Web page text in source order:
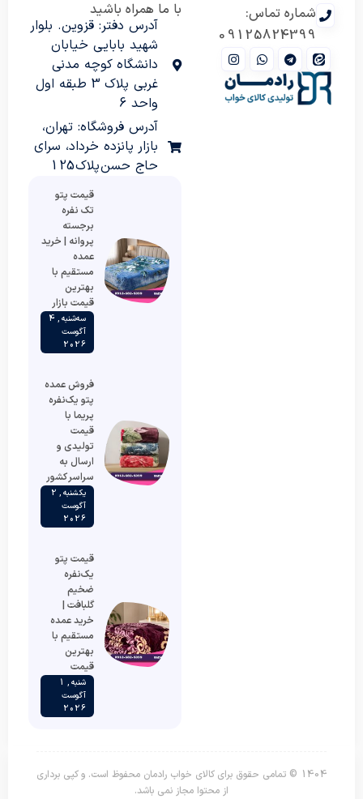
شماره تماس:
09125824399
با ما همراه باشید
آدرس دفتر: قزوین. بلوار
شهید بابایی خیابان
دانشگاه کوچه مدنی
غربی پلاک 3 طبقه اول
واحد 6
آدرس فروشگاه: تهران،
بازار پانزده خرداد، سرای
حاج حسن پلاک 125
قیمت پتو
تک نفره
برجسته
پروانه | خرید
عمده
مستقیم با
بهترین
قیمت بازار
سه‌شنبه , 4
آگوست
2026
فروش عمده
پتو یک‌نفره
پریما با
قیمت
تولیدی و
ارسال به
سراسر کشور
یکشنبه , 2
آگوست
2026
قیمت پتو
یک‌نفره
ضخیم
گلبافت |
خرید عمده
مستقیم با
بهترین
قیمت
شنبه , 1
آگوست
2026
1404 © تمامی حقوق برای کالای خواب رادمان محفوظ است. و کپی برداری
از محتوا مجاز نمی باشد.